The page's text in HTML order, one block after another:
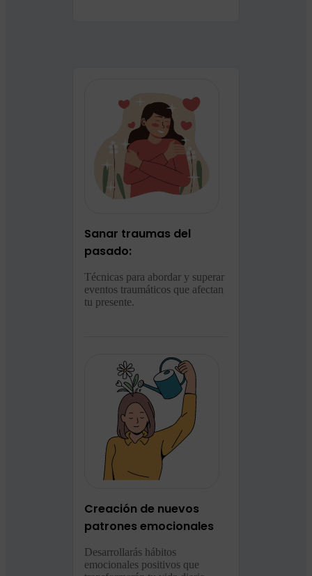
Sanar traumas del
pasado:
Técnicas para abordar y superar
eventos traumáticos que afectan
tu presente.
Creación de nuevos
patrones emocionales
Desarrollarás hábitos
emocionales positivos que